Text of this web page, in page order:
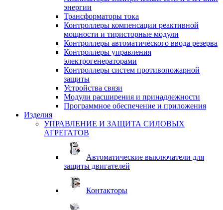
энергии
Трансформаторы тока
Контроллеры компенсации реактивной
мощности и тиристорные модули
Контроллеры автоматического ввода резерва
Контроллеры управления
электрогенераторами
Контроллеры систем противопожарной
защиты
Устройства связи
Модули расширения и принадлежности
Программное обеспечение и приложения
Изделия
УПРАВЛЕНИЕ И ЗАЩИТА СИЛОВЫХ
АГРЕГАТОВ
Автоматические выключатели для
защиты двигателей
Контакторы